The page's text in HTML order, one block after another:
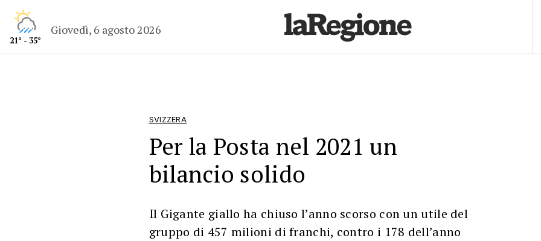
21° - 35°
Giovedì, 6 agosto 2026
SVIZZERA
Per la Posta nel 2021 un
bilancio solido
Il Gigante giallo ha chiuso l’anno scorso con un utile del
gruppo di 457 milioni di franchi, contro i 178 dell’anno